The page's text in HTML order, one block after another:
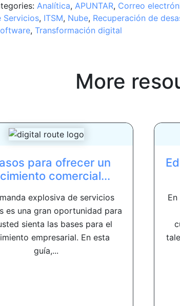
Analítica, APUNTAR, Correo
Servicios, ITSM, Nube, Recuperación de
, Transformación digital
More
para ofrecer un
comercial...
explosiva de servicios
es una gran oportunidad para
sienta las bases para el
empresarial. En esta
guía,...